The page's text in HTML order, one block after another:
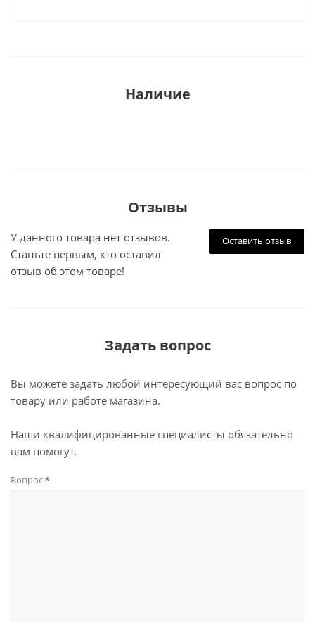
Наличие
Отзывы
Оставить отзыв
У данного товара нет отзывов.
Станьте первым, кто оставил
отзыв об этом товаре!
Задать вопрос
Вы можете задать любой интересующий вас вопрос по
товару или работе магазина.
Наши квалифицированные специалисты обязательно
вам помогут.
Вопрос*